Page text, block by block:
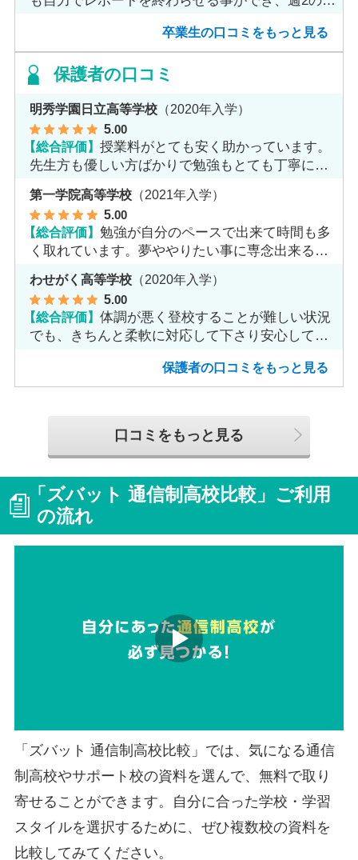
卒業生の口コミをもっと見る
保護者の口コミ
明秀学園日立高等学校 （2020年入学）
5.00
【総合評価】授業料がとても安く助かっています。
先生方も優しい方ばかりで勉強もとても丁寧に教
第一学院高等学校 （2021年入学）
5.00
【総合評価】勉強が自分のペースで出来て時間も多
く取れています。夢ややりたい事に専念出来る点
で良いと思います。
わせがく高等学校 （2020年入学）
5.00
【総合評価】体調が悪く登校することが難しい状況
でも、きちんと柔軟に対応して下さり安心して進
保護者の口コミをもっと見る
口コミをもっと見る
「ズバット 通信制高校比較」ご利用
の流れ
「ズバット 通信制高校比較」では、気になる通信
制高校やサポート校の資料を選んで、無料で取り
寄せることができます。自分に合った学校・学習
スタイルを選択するために、ぜひ複数校の資料を
比較してみてください。